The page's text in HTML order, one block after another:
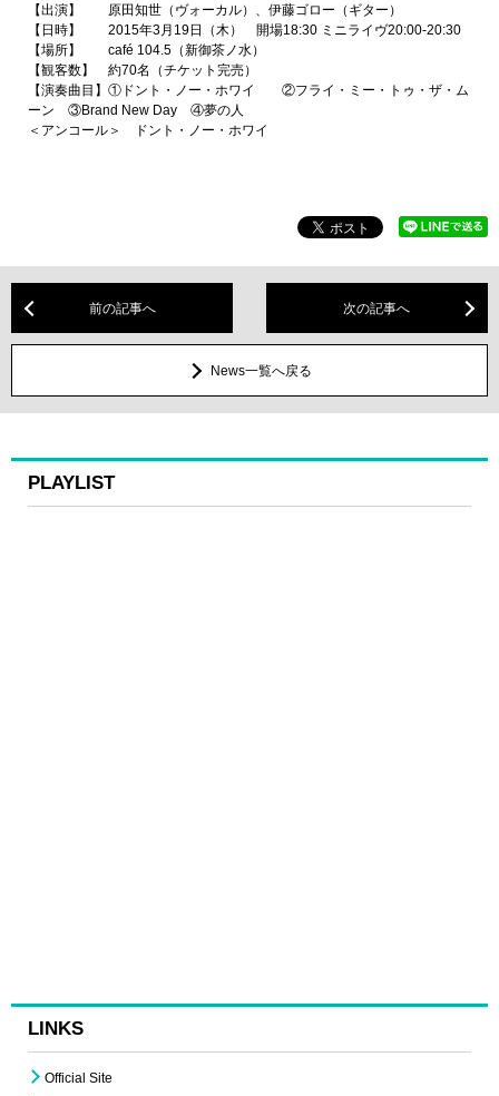
【出演】 原田知世（ヴォーカル）、伊藤ゴロー（ギター）
【日時】 2015年3月19日（木） 開場18:30 ミニライヴ20:00-20:30
【場所】 café 104.5（新御茶ノ水）
【観客数】 約70名（チケット完売）
【演奏曲目】①ドント・ノー・ホワイ ②フライ・ミー・トゥ・ザ・ム
ーン ③Brand New Day ④夢の人
＜アンコール＞ ドント・ノー・ホワイ
前の記事へ 次の記事へ
News一覧へ戻る
PLAYLIST
LINKS
Official Site